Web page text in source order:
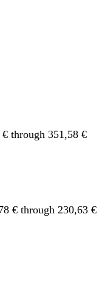
through 351,58 €
€ through 230,63 €